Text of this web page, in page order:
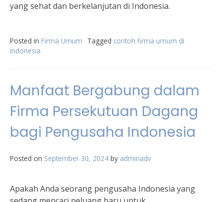
yang sehat dan berkelanjutan di Indonesia.
Posted in Firma Umum Tagged contoh firma umum di
indonesia
Manfaat Bergabung dalam
Firma Persekutuan Dagang
bagi Pengusaha Indonesia
Posted on September 30, 2024 by adminadv
Apakah Anda seorang pengusaha Indonesia yang